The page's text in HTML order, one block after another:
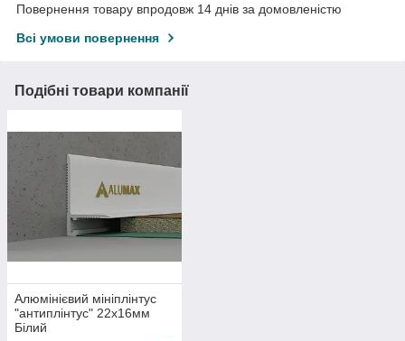
Повернення товару впродовж 14 днів за домовленістю
Всі умови повернення
Подібні товари компанії
Алюмінієвий мініплінтус
"антиплінтус" 22х16мм
Білий